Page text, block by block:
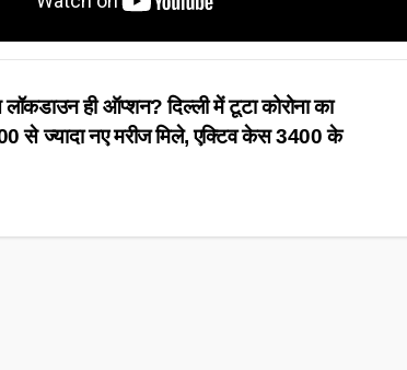
ही ऑप्शन? दिल्ली में टूटा कोरोना का
से ज्यादा नए मरीज मिले, एक्टिव केस 3400 के